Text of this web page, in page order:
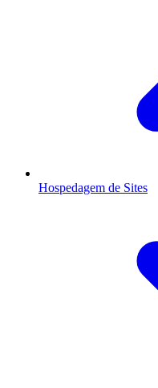
Hospedagem de Sites